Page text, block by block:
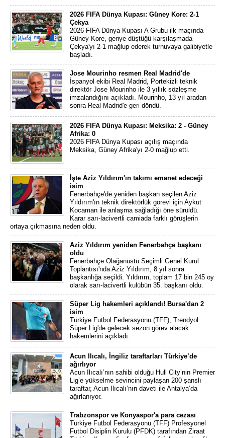
2026 FIFA Dünya Kupası: Güney Kore: 2-1
Çekya
2026 FIFA Dünya Kupası A Grubu ilk maçında
Güney Kore, geriye düştüğü karşılaşmada
Çekya'yı 2-1 mağlup ederek turnuvaya galibiyetle
başladı.
Jose Mourinho resmen Real Madrid'de
İspanyol ekibi Real Madrid, Portekizli teknik
direktör Jose Mourinho ile 3 yıllık sözleşme
imzalandığını açıkladı. Mourinho, 13 yıl aradan
sonra Real Madrid'e geri döndü.
2026 FIFA Dünya Kupası: Meksika: 2 - Güney
Afrika: 0
2026 FIFA Dünya Kupası açılış maçında
Meksika, Güney Afrika'yı 2-0 mağlup etti.
İşte Aziz Yıldırım'ın takımı emanet edeceği
isim
Fenerbahçe'de yeniden başkan seçilen Aziz
Yıldırım'ın teknik direktörlük görevi için Aykut
Kocaman ile anlaşma sağladığı öne sürüldü.
Karar sarı-lacivertli camiada farklı görüşlerin
ortaya çıkmasına neden oldu.
Aziz Yıldırım yeniden Fenerbahçe başkanı
oldu
Fenerbahçe Olağanüstü Seçimli Genel Kurul
Toplantısı'nda Aziz Yıldırım, 8 yıl sonra
başkanlığa seçildi. Yıldırım, toplam 17 bin 245 oy
olarak sarı-lacivertli kulübün 35. başkanı oldu.
Süper Lig hakemleri açıklandı! Bursa'dan 2
isim
Türkiye Futbol Federasyonu (TFF), Trendyol
Süper Lig'de gelecek sezon görev alacak
hakemlerini açıkladı.
Acun Ilıcalı, İngiliz taraftarları Türkiye’de
ağırlıyor
Acun Ilıcalı’nın sahibi olduğu Hull City’nin Premier
Lig’e yükselme sevincini paylaşan 200 şanslı
taraftar, Acun Ilıcalı’nın daveti ile Antalya’da
ağırlanıyor.
Trabzonspor ve Konyaspor'a para cezası
Türkiye Futbol Federasyonu (TFF) Profesyonel
Futbol Disiplin Kurulu (PFDK) tarafından Ziraat